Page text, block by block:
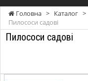
Головна > Каталог >
Пилососи садові
Пилососи садові